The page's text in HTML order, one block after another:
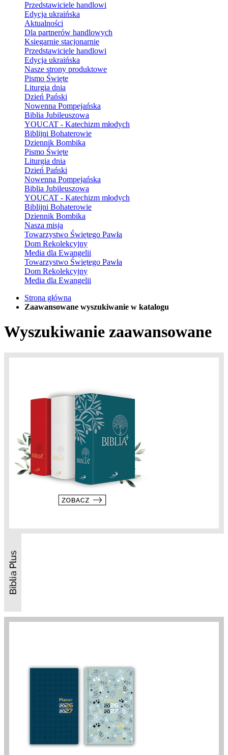
Przedstawiciele handlowi
Edycja ukraińska
Aktualności
Dla partnerów handlowych
Księgarnie stacjonarnie
Przedstawiciele handlowi
Edycja ukraińska
Nasze strony produktowe
Pismo Święte
Liturgia dnia
Dzień Pański
Nowenna Pompejańska
Biblia Jubileuszowa
YOUCAT - Katechizm młodych
Biblijni Bohaterowie
Dziennik Bombika
Pismo Święte
Liturgia dnia
Dzień Pański
Nowenna Pompejańska
Biblia Jubileuszowa
YOUCAT - Katechizm młodych
Biblijni Bohaterowie
Dziennik Bombika
Nasza misja
Towarzystwo Świętego Pawła
Dom Rekolekcyjny
Media dla Ewangelii
Towarzystwo Świętego Pawła
Dom Rekolekcyjny
Media dla Ewangelii
Strona główna
Zaawansowane wyszukiwanie w katalogu
Wyszukiwanie zaawansowane